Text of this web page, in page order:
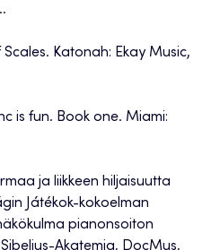
Katonah: Ekay Music,
is fun. Book one. Miami:
ja liikkeen hiljaisuutta
Játékok-kokoelman
pianonsoiton
Akatemia, DocMus,